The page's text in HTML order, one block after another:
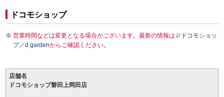
ドコモショップ
営業時間などは変更となる場合がございます。最新の情報は
ドコモショッ
プ／d gardenからご確認ください。
店舗名
ドコモショップ磐田上岡田店